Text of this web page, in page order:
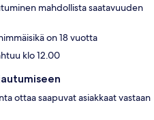
mahdollista saatavuuden
on 18 vuotta
klo 12.00
ottaa saapuvat asiakkaat vastaan